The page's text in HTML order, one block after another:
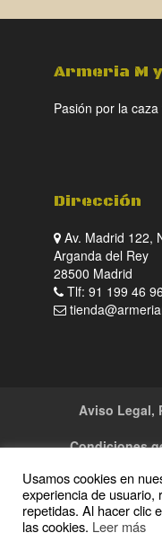
Armeria M
Pasión por la
Dirección
Av. Madrid 122,
Arganda del Rey
28500 Madrid
Tlf: 91 199 46 96
Aviso Legal,
Condiciones
Usamos cookies en
experiencia de usuario,
repetidas. Al hacer clic
las cookies. Leer más